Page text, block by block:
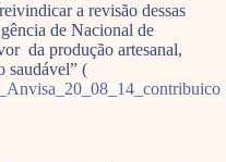
a revisão dessas
de Nacional de
da produção artesanal,
saudável” (